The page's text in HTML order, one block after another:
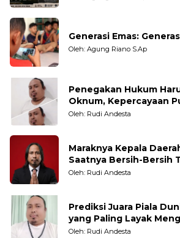
Generasi Emas:
Oleh: Agung Riano S.Ap
Penegakan Hukum
Oknum, Kepercayaan
Taruhannya
Oleh: Rudi Andesta
Maraknya Kepala
Saatnya Bersih-Bersih
Pemerintahan
Oleh: Rudi Andesta
Prediksi Juara Piala
yang Paling Layak
Oleh: Rudi Andesta